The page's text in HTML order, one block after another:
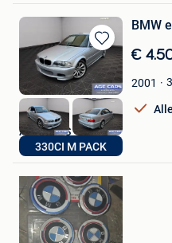
Bewaren
in
Mijn
Favorieten
330CI M PACK
BMW
€
2001
AGE CARS
Londerzeel
Bewaren
Mijn
Favorieten